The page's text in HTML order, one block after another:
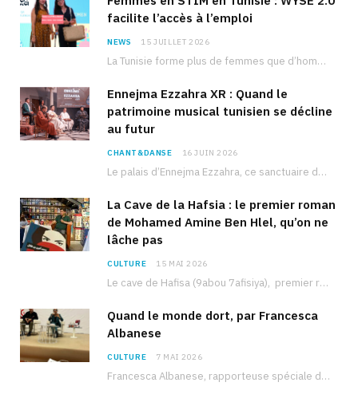
facilite l’accès à l’emploi
NEWS 15 JUILLET 2026
La Tunisie forme plus de femmes que d’hommes dans les filières scientifiques. Pourtant, pour beaucoup…
Ennejma Ezzahra XR : Quand le
patrimoine musical tunisien se décline
au futur
CHANT&DANSE 16 JUIN 2026
Le palais d’Ennejma Ezzahra, ce sanctuaire de la musique tunisienne et méditerranéenne construit par le…
La Cave de la Hafsia : le premier roman
de Mohamed Amine Ben Hlel, qu’on ne
lâche pas
CULTURE 15 MAI 2026
Le cave de Hafisa (9abou 7afisiya), premier roman du journaliste tunisien Mohamed Amine Ben Hlel,…
Quand le monde dort, par Francesca
Albanese
CULTURE 7 MAI 2026
Francesca Albanese, rapporteuse spéciale de l’ONU sur les territoires palestiniens occupés, était à Tunis pour…